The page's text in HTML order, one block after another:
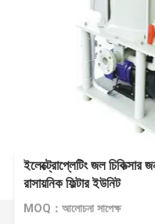
ইলেক্ট্রোপ্লেটিং জল চিকিত্সার
রাসায়নিক ফিল্টার ইউনিট
MOQ：আলোচনা সাপেক্ষ